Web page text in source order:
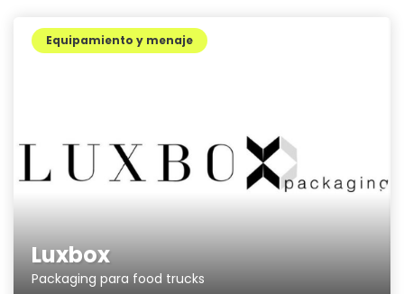
Luxbox
Packaging para food trucks
Equipamiento y menaje